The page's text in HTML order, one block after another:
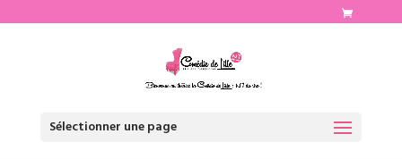
Sélectionner une page